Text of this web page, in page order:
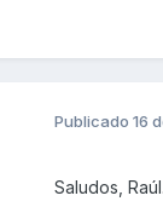
Publicado 16
Saludos,